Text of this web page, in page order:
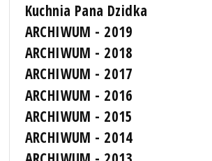
Kuchnia Pana Dzidka
ARCHIWUM - 2019
ARCHIWUM - 2018
ARCHIWUM - 2017
ARCHIWUM - 2016
ARCHIWUM - 2015
ARCHIWUM - 2014